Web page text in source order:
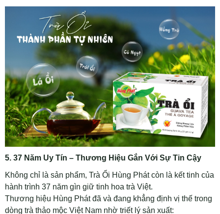
5. 37 Năm Uy Tín – Thương Hiệu Gắn Với Sự Tin Cậy
Không chỉ là sản phẩm, Trà Ổi Hùng Phát còn là kết tinh của
hành trình 37 năm gìn giữ tinh hoa trà Việt.
Thương hiệu Hùng Phát đã và đang khẳng định vị thế trong
dòng trà thảo mộc Việt Nam nhờ triết lý sản xuất: